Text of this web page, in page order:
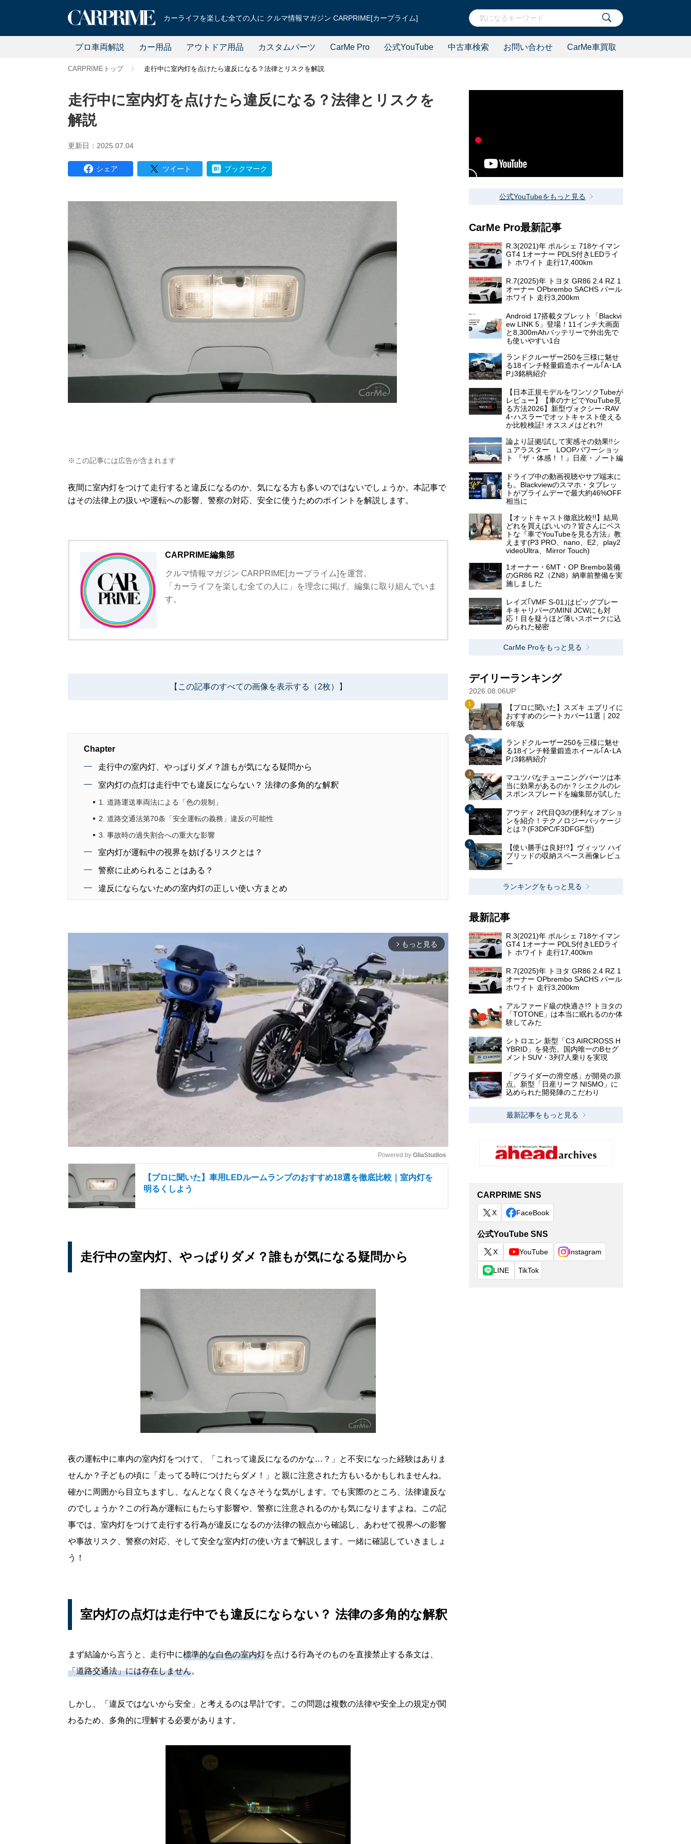
カーライフを楽しむ全ての人に クルマ情報マガジン CARPRIME[カープライム]
プロ車両解説 カー用品 アウトドア用品 カスタムパーツ CarMe Pro 公式YouTube 中古車検索 お問い合わせ CarMe車買取
CARPRIMEトップ 走行中に室内灯を点けたら違反になる？法律とリスクを解説
走行中に室内灯を点けたら違反になる？法律とリスクを
解説
更新日：2025.07.04
シェア ツイート ブックマーク
※この記事には広告が含まれます
夜間に室内灯をつけて走行すると違反になるのか、気になる方も多いのではないでしょうか。本記事で
はその法律上の扱いや運転への影響、警察の対応、安全に使うためのポイントを解説します。
CARPRIME編集部
クルマ情報マガジン CARPRIME[カープライム]を運営。
「カーライフを楽しむ全ての人に」を理念に掲げ、編集に取り組んでいま
す。
【この記事のすべての画像を表示する（2枚）】
Chapter
走行中の室内灯、やっぱりダメ？誰もが気になる疑問から
室内灯の点灯は走行中でも違反にならない？ 法律の多角的な解釈
1. 道路運送車両法による「色の規制」
2. 道路交通法第70条「安全運転の義務」違反の可能性
3. 事故時の過失割合への重大な影響
室内灯が運転中の視界を妨げるリスクとは？
警察に止められることはある？
違反にならないための室内灯の正しい使い方まとめ
arrow_forward_ios もっと見る
M
Powered by GliaStudios
【プロに聞いた】車用LEDルームランプのおすすめ18選を徹底比較｜室内灯を
明るくしよう
走行中の室内灯、やっぱりダメ？誰もが気になる疑問から
夜の運転中に車内の室内灯をつけて、「これって違反になるのかな…？」と不安になった経験はありま
せんか？子どもの頃に「走ってる時につけたらダメ！」と親に注意された方もいるかもしれませんね。
確かに周囲から目立ちますし、なんとなく良くなさそうな気がします。でも実際のところ、法律違反な
のでしょうか？この行為が運転にもたらす影響や、警察に注意されるのかも気になりますよね。この記
事では、室内灯をつけて走行する行為が違反になるのか法律の観点から確認し、あわせて視界への影響
や事故リスク、警察の対応、そして安全な室内灯の使い方まで解説します。一緒に確認していきましょ
う！
室内灯の点灯は走行中でも違反にならない？ 法律の多角的な解釈
まず結論から言うと、走行中に標準的な白色の室内灯を点ける行為そのものを直接禁止する条文は、
「道路交通法」には存在しません。
しかし、「違反ではないから安全」と考えるのは早計です。この問題は複数の法律や安全上の規定が関
わるため、多角的に理解する必要があります。
公式YouTubeをもっと見る
CarMe Pro最新記事
R.3(2021)年 ポルシェ 718ケイマン
GT4 1オーナー PDLS付きLEDライ
ト ホワイト 走行17,400km
R.7(2025)年 トヨタ GR86 2.4 RZ 1
オーナー OPbrembo SACHS パール
ホワイト 走行3,200km
Android 17搭載タブレット「Blackvi
ew LINK 5」登場！11インチ大画面
と8,300mAhバッテリーで外出先で
も使いやすい1台
ランドクルーザー250を三様に魅せ
る18インチ軽量鍛造ホイール｢A･LA
P｣3銘柄紹介
【日本正規モデルをワンソクTubeが
レビュー】【車のナビでYouTube見
る方法2026】新型ヴォクシー･RAV
4･ハスラーでオットキャスト使える
か比較検証! オススメはどれ?!
論より証拠!試して実感その効果!!シ
ュアラスター LOOPパワーショッ
ト 『ザ・体感！！』日産・ノート編
ドライブ中の動画視聴やサブ端末に
も。Blackviewのスマホ・タブレッ
トがプライムデーで最大約46%OFF
相当に
【オットキャスト徹底比較!!】結局
どれを買えばいいの？皆さんにベス
トな『車でYouTubeを見る方法』教
えます(P3 PRO、nano、E2、play2
videoUltra、Mirror Touch)
1オーナー・6MT・OP Brembo装備
のGR86 RZ（ZN8）納車前整備を実
施しました
レイズ｢VMF S-01｣はビッグブレー
キキャリパーのMINI JCWにも対
応！目を疑うほど薄いスポークに込
められた秘密
CarMe Proをもっと見る
デイリーランキング
2026.08.06UP
【プロに聞いた】スズキ エブリイに
おすすめのシートカバー11選｜202
6年版
ランドクルーザー250を三様に魅せ
る18インチ軽量鍛造ホイール｢A･LA
P｣3銘柄紹介
マユツバなチューニングパーツは本
当に効果があるのか？シエクルのレ
スポンスブレードを編集部が試した
アウディ 2代目Q3の便利なオプショ
ンを紹介！テクノロジーパッケージ
とは？(F3DPC/F3DFGF型)
【使い勝手は良好!?】ヴィッツ ハイ
ブリッドの収納スペース画像レビュ
ー
ランキングをもっと見る
最新記事
R.3(2021)年 ポルシェ 718ケイマン
GT4 1オーナー PDLS付きLEDライ
ト ホワイト 走行17,400km
R.7(2025)年 トヨタ GR86 2.4 RZ 1
オーナー OPbrembo SACHS パール
ホワイト 走行3,200km
アルファード級の快適さ!? トヨタの
「TOTONE」は本当に眠れるのか体
験してみた
シトロエン 新型「C3 AIRCROSS H
YBRID」を発売。国内唯一のBセグ
メントSUV・3列7人乗りを実現
「グライダーの滑空感」が開発の原
点。新型「日産リーフ NISMO」に
込められた開発陣のこだわり
最新記事をもっと見る
CARPRIME SNS
X FaceBook
公式YouTube SNS
X YouTube Instagram
LINE TikTok